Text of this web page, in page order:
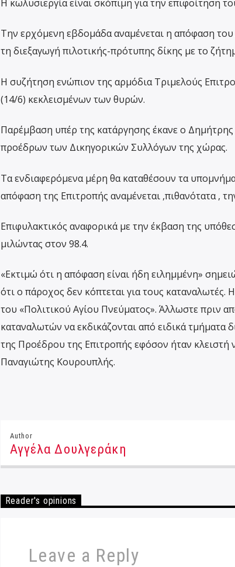
Η κωλυσιεργία είναι σκόπιμη για την επιφοίτηση
Την ερχόμενη εβδομάδα αναμένεται η απόφαση
τη διεξαγωγή πιλοτικής-πρότυπης δίκης με το
Η συζήτηση ενώπιον της αρμόδια Τριμελούς
(14/6) κεκλεισμένων των θυρών.
Παρέμβαση υπέρ της κατάργησης έκανε ο
προέδρων των Δικηγορικών Συλλόγων της χώρας.
Τα ενδιαφερόμενα μέρη θα καταθέσουν τα
απόφαση της Επιτροπής αναμένεται ,πιθανότατα ,
Επιφυλακτικός αναφορικά με την έκβαση της
μιλώντας στον 98.4.
«Εκτιμώ ότι η απόφαση είναι ήδη ειλημμένη»
ότι ο πάροχος δεν κόπτεται για τους καταναλωτές.
του «Πολιτικού Αγίου Πνεύματος». Άλλωστε πριν
καταναλωτών να εκδικάζονται από ειδικά τμήματα
της Προέδρου της Επιτροπής εφόσον ήταν κλειστή
Παναγιώτης Κουρουπλής.
Author
Αγγέλα Δουλγεράκη
Reader's opinions
Leave a Reply